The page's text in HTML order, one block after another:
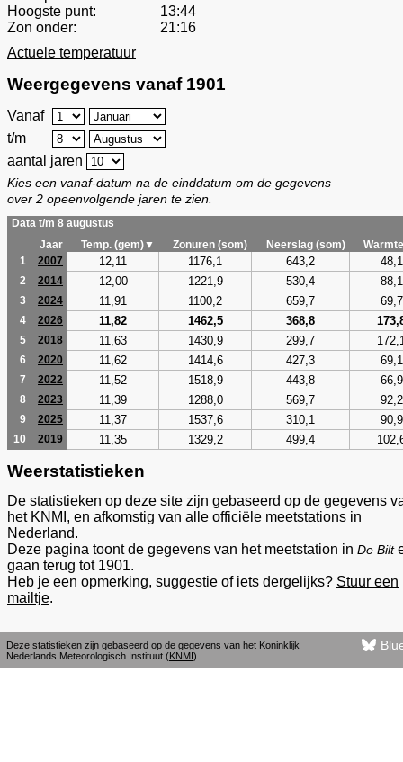
Hoogste punt:
13:44
Zon onder:
21:16
Actuele temperatuur
Weergegevens vanaf 1901
Vanaf
t/m
aantal jaren
Kies een vanaf-datum na de einddatum om de gegevens
over 2 opeenvolgende jaren te zien.
Data t/m 8 augustus
Jaar
Temp. (gem)▼ Zonuren (som) Neerslag (som)
1
2007 12,11 1176,1 643,2 48,1
2 2014 12,00 1221,9 530,4 88,1
3 2024 11,91 1100,2 659,7 69,7
4 2026 11,82 1462,5 368,8
5 2018 11,63 1430,9 299,7
6 2020 11,62 1414,6 427,3 69,1
7 2022 11,52 1518,9 443,8 66,9
8 2023 11,39 1288,0 569,7 92,2
9 2025 11,37 1537,6 310,1 90,9
10 2019 11,35 1329,2 499,4
Weerstatistieken
De statistieken op deze site zijn gebaseerd op de gegevens
het KNMI, en afkomstig van alle officiële meetstations in
Nederland.
Deze pagina toont de gegevens van het meetstation in De Bilt
gaan terug tot 1901.
Heb je een opmerking, suggestie of iets dergelijks? Stuur een
mailtje.
Deze statistieken zijn gebaseerd op de gegevens van het Koninklijk
Nederlands Meteorologisch Instituut (KNMI).